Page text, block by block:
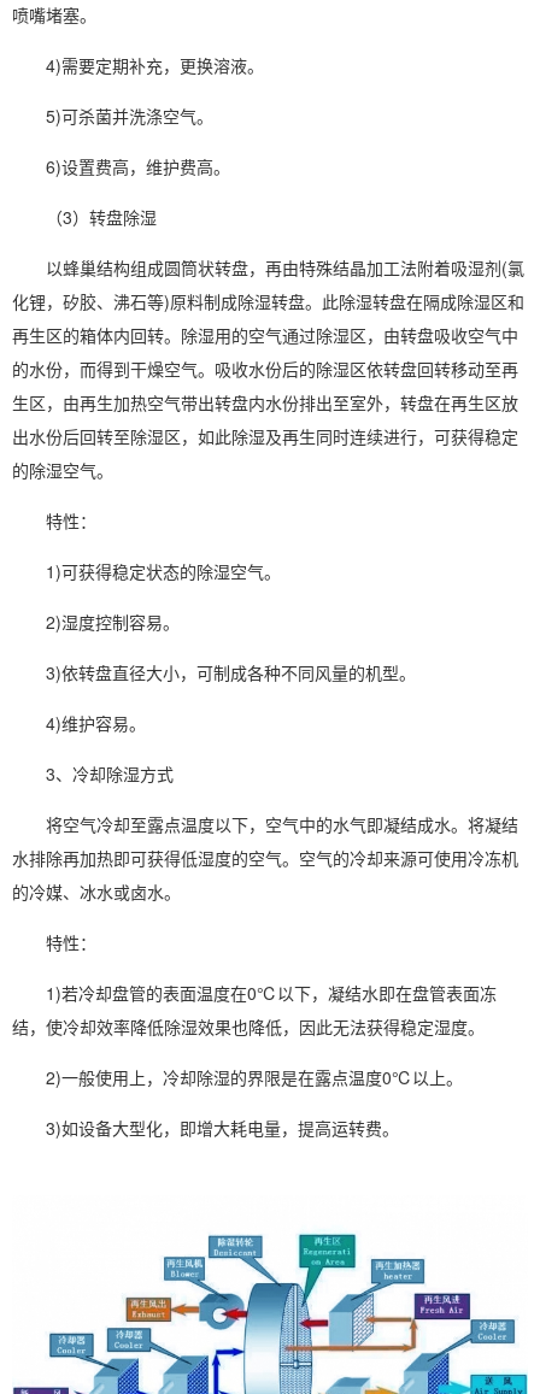
喷嘴堵塞。
4)需要定期补充，更换溶液。
5)可杀菌并洗涤空气。
6)设置费高，维护费高。
（3）转盘除湿
以蜂巢结构组成圆筒状转盘，再由特殊结晶加工法附着吸湿剂(氯
化锂，矽胶、沸石等)原料制成除湿转盘。此除湿转盘在隔成除湿区和
再生区的箱体内回转。除湿用的空气通过除湿区，由转盘吸收空气中
的水份，而得到干燥空气。吸收水份后的除湿区依转盘回转移动至再
生区，由再生加热空气带出转盘内水份排出至室外，转盘在再生区放
出水份后回转至除湿区，如此除湿及再生同时连续进行，可获得稳定
的除湿空气。
特性：
1)可获得稳定状态的除湿空气。
2)湿度控制容易。
3)依转盘直径大小，可制成各种不同风量的机型。
4)维护容易。
3、冷却除湿方式
将空气冷却至露点温度以下，空气中的水气即凝结成水。将凝结
水排除再加热即可获得低湿度的空气。空气的冷却来源可使用冷冻机
的冷媒、冰水或卤水。
特性：
1)若冷却盘管的表面温度在0℃以下，凝结水即在盘管表面冻
结，使冷却效率降低除湿效果也降低，因此无法获得稳定湿度。
2)一般使用上，冷却除湿的界限是在露点温度0℃以上。
3)如设备大型化，即增大耗电量，提高运转费。